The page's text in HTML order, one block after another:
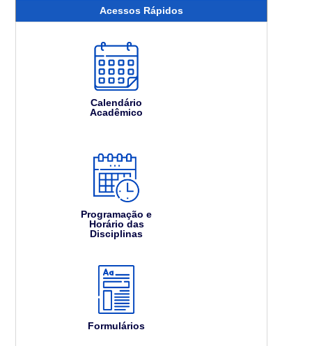
Acessos Rápidos
Calendário
Acadêmico
Programação e
Horário das
Disciplinas
Formulários